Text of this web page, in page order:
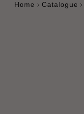
Home Catalogue